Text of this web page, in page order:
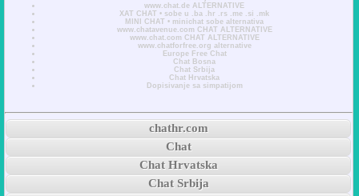
www.chat.de ALTERNATIVE
XAT CHAT • sobe u .ba .hr .rs .me .si .mk
MINI CHAT • minichat sobe alternativa
www.chatavenue.com CHAT ALTERNATIVE
www.chat.com CHAT ALTERNATIVE
www.chatforfree.org alternative
Europe Free Chat
Chat Bosna
Chat Srbija
Chat Hrvatska
Dopisivanje sa simpatijom
chathr.com
Chat
Chat Hrvatska
Chat Srbija